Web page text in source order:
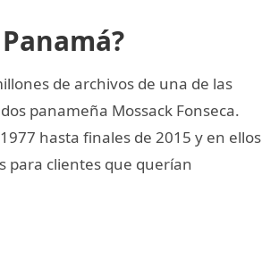
de archivos de una de las
panameña Mossack Fonseca.
hasta finales de 2015 y en ellos
para clientes que querían